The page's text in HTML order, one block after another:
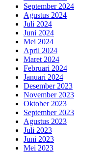
September 2024
Agustus 2024
Juli 2024
Juni 2024
Mei 2024
April 2024
Maret 2024
Februari 2024
Januari 2024
Desember 2023
November 2023
Oktober 2023
September 2023
Agustus 2023
Juli 2023
Juni 2023
Mei 2023